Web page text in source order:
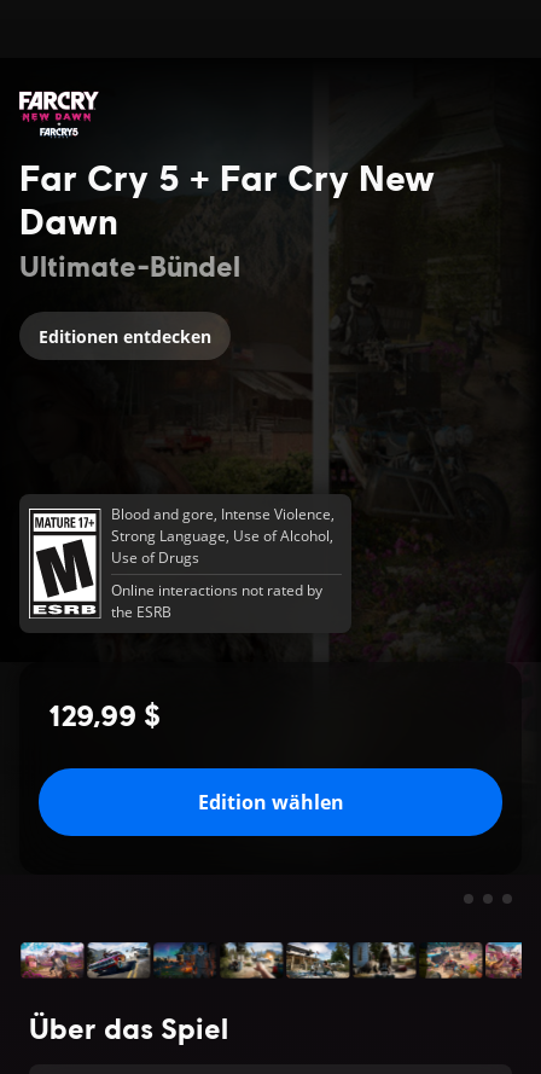
Far Cry 5 + Far Cry New
Dawn
Ultimate-Bündel
Editionen entdecken
Blood and gore, Intense Violence,
Strong Language, Use of Alcohol,
Use of Drugs
Online interactions not rated by
the ESRB
129,99 $
Edition wählen
Über das Spiel